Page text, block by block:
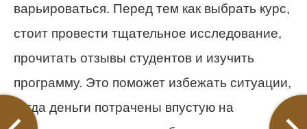
варьироваться. Перед тем как выбрать курс,
стоит провести тщательное исследование,
прочитать отзывы студентов и изучить
программу. Это поможет избежать ситуации,
когда деньги потрачены впустую на